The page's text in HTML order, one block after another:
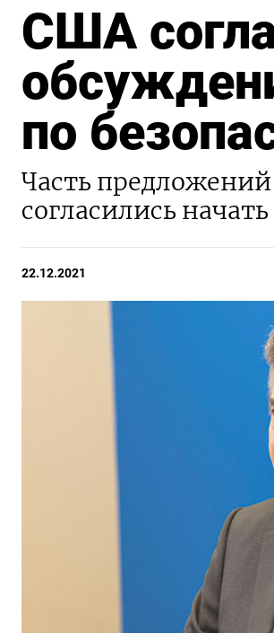
США
по
Часть
согласились
22.12.2021